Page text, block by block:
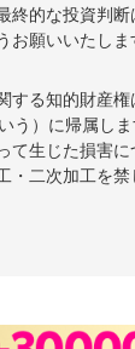
的な投資判
願いいたしま
る知的財産
う）に帰属し
生じた損害
二次加工を